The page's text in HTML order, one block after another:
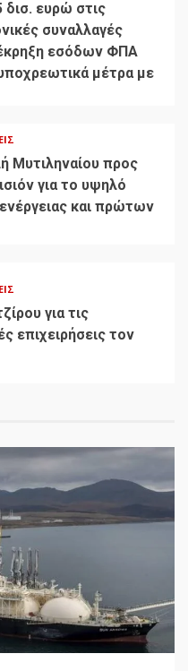
δισ. ευρώ στις
συναλλαγές
εσόδων ΦΠΑ
μέτρα με
Μυτιληναίου προς
για το υψηλό
και πρώτων
για τις
επιχειρήσεις τον